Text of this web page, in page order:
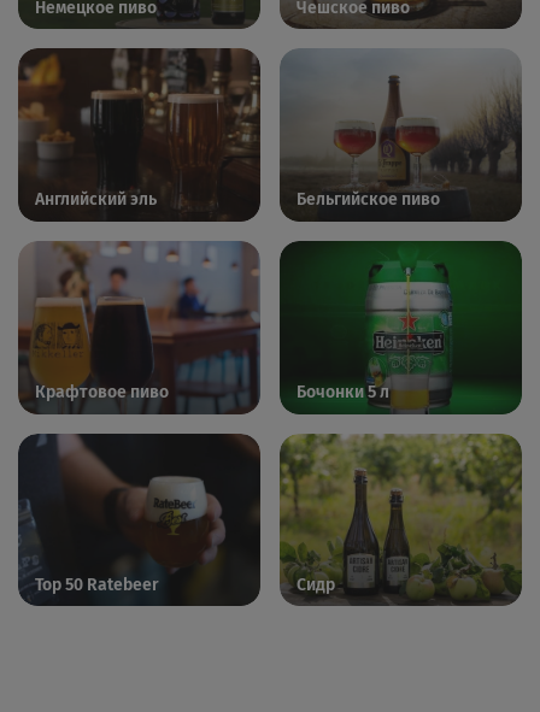
Немецкое пиво Чешское пиво
Английский эль Бельгийское пиво
Крафтовое пиво Бочонки 5 л
Top 50 Ratebeer Сидр